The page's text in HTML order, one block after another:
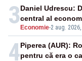
3 Economie-2 aug.
Daniel Udrescu:
central al
4Piperea (AUR):
pentru că era o